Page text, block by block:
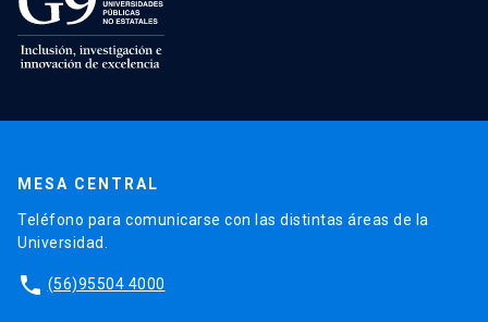
MESA CENTRAL
Teléfono para comunicarse con las distintas áreas de la
Universidad.
phone (56)95504 4000